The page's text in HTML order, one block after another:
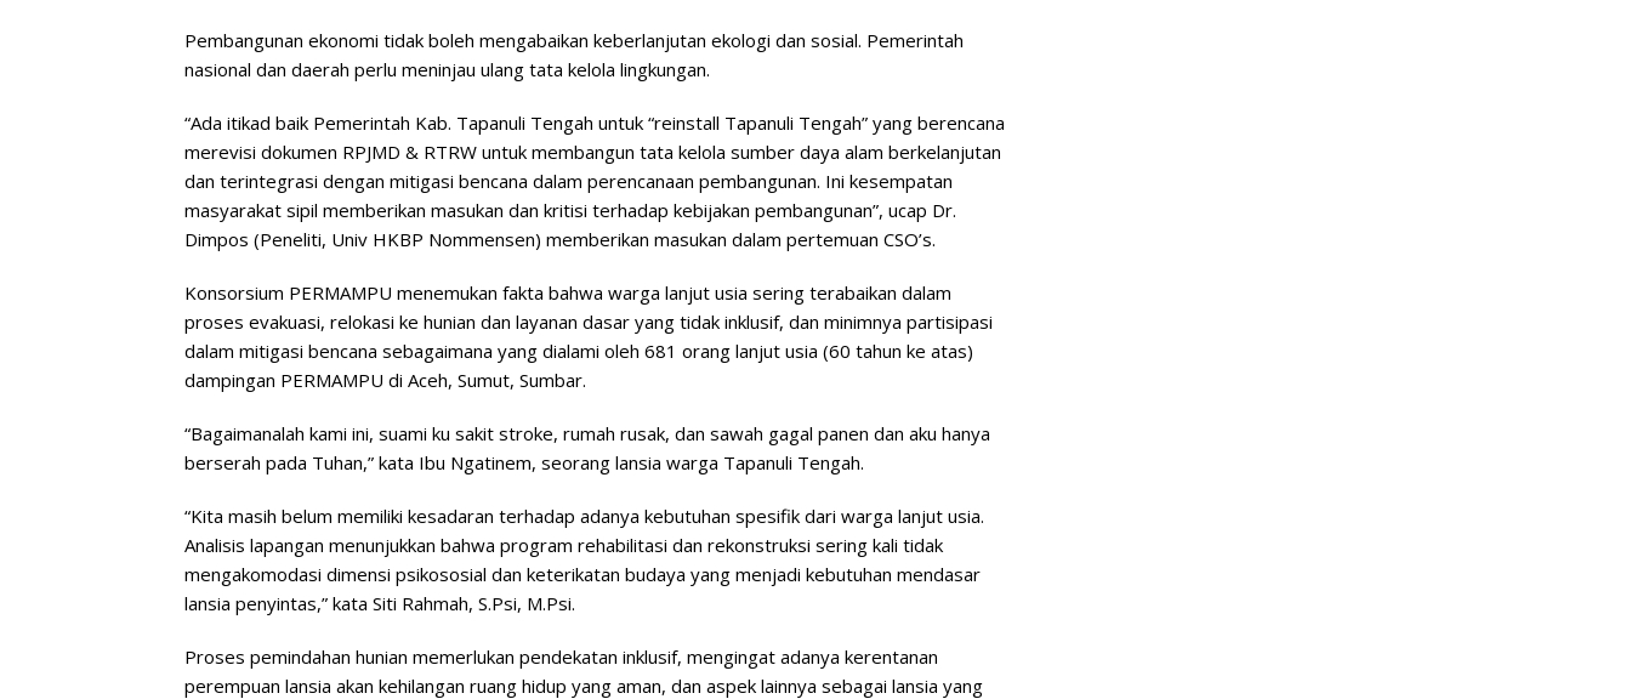
Pembangunan ekonomi tidak boleh mengabaikan keberlanjutan ekologi dan sosial. Pemerintah
nasional dan daerah perlu meninjau ulang tata kelola lingkungan.
“Ada itikad baik Pemerintah Kab. Tapanuli Tengah untuk “reinstall Tapanuli Tengah” yang berencana
merevisi dokumen RPJMD & RTRW untuk membangun tata kelola sumber daya alam berkelanjutan
dan terintegrasi dengan mitigasi bencana dalam perencanaan pembangunan. Ini kesempatan
masyarakat sipil memberikan masukan dan kritisi terhadap kebijakan pembangunan”, ucap Dr.
Dimpos (Peneliti, Univ HKBP Nommensen) memberikan masukan dalam pertemuan CSO’s.
Konsorsium PERMAMPU menemukan fakta bahwa warga lanjut usia sering terabaikan dalam
proses evakuasi, relokasi ke hunian dan layanan dasar yang tidak inklusif, dan minimnya partisipasi
dalam mitigasi bencana sebagaimana yang dialami oleh 681 orang lanjut usia (60 tahun ke atas)
dampingan PERMAMPU di Aceh, Sumut, Sumbar.
“Bagaimanalah kami ini, suami ku sakit stroke, rumah rusak, dan sawah gagal panen dan aku hanya
berserah pada Tuhan,” kata Ibu Ngatinem, seorang lansia warga Tapanuli Tengah.
“Kita masih belum memiliki kesadaran terhadap adanya kebutuhan spesifik dari warga lanjut usia.
Analisis lapangan menunjukkan bahwa program rehabilitasi dan rekonstruksi sering kali tidak
mengakomodasi dimensi psikososial dan keterikatan budaya yang menjadi kebutuhan mendasar
lansia penyintas,” kata Siti Rahmah, S.Psi, M.Psi.
Proses pemindahan hunian memerlukan pendekatan inklusif, mengingat adanya kerentanan
perempuan lansia akan kehilangan ruang hidup yang aman, dan aspek lainnya sebagai lansia yang